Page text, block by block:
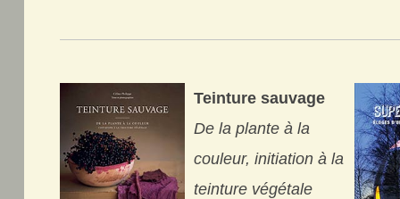
Teinture sauvage
De la plante à la
couleur, initiation à la
teinture végétale